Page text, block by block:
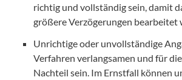
richtig und vollständig sein, damit
größere Verzögerungen bearbeitet
Unrichtige oder unvollständige
Verfahren verlangsamen und für
Nachteil sein. Im Ernstfall können